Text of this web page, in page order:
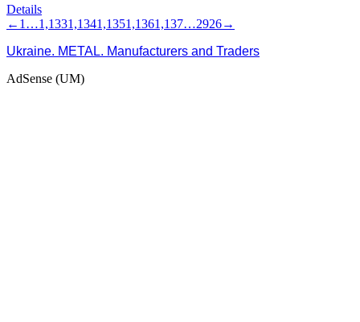
Details
← 1 …1,1331,1341,1351,1361,137…2926→
Ukraine. METAL. Manufacturers and Traders
AdSense (UM)